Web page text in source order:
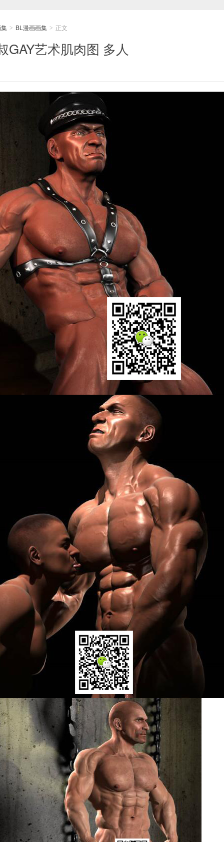
> BL漫画画集 > 正文
GAY艺术肌肉图 多人